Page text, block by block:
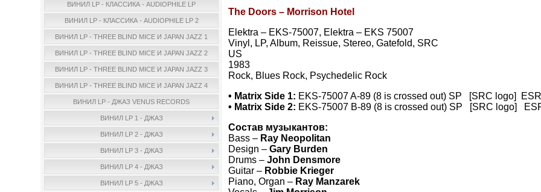
ВИНИЛ LP - КЛАССИКА - AUDIOPHILE LP
ВИНИЛ LP - КЛАССИКА - AUDIOPHILE LP 2
ВИНИЛ LP - THREE BLIND MICE И JAPAN JAZZ 1
ВИНИЛ LP - THREE BLIND MICE И JAPAN JAZZ 2
ВИНИЛ LP - THREE BLIND MICE И JAPAN JAZZ 3
ВИНИЛ LP - THREE BLIND MICE И JAPAN JAZZ 4
ВИНИЛ LP - ДЖАЗ VENUS RECORDS
ВИНИЛ LP 1 - ДЖАЗ
ВИНИЛ LP 2 - ДЖАЗ
ВИНИЛ LP 3 - ДЖАЗ
ВИНИЛ LP 4 - ДЖАЗ
ВИНИЛ LP 5 - ДЖАЗ
The Doors – Morrison Hotel
Elektra – EKS-75007, Elektra – EKS 75007
Vinyl, LP, Album, Reissue, Stereo, Gatefold, SRC
US
1983
Rock, Blues Rock, Psychedelic Rock
• Matrix Side 1: EKS-75007 A-89 (8 is crossed out) SP [SRC logo]
• Matrix Side 2: EKS-75007 B-89 (8 is crossed out) SP [SRC logo]
Состав музыкантов:
Bass – Ray Neopolitan
Design –Gary Burden
Drums –John Densmore
Guitar – Robbie Krieger
Piano, Organ – Ray Manzarek